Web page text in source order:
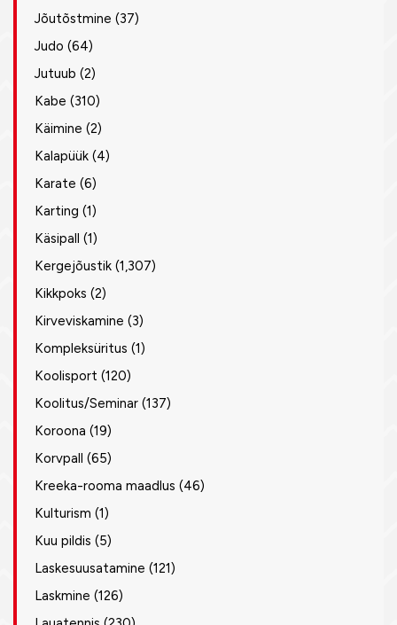
Jõutõstmine (37)
Judo (64)
Jutuub (2)
Kabe (310)
Käimine (2)
Kalapüük (4)
Karate (6)
Karting (1)
Käsipall (1)
Kergejõustik (1,307)
Kikkpoks (2)
Kirveviskamine (3)
Kompleksüritus (1)
Koolisport (120)
Koolitus/Seminar (137)
Koroona (19)
Korvpall (65)
Kreeka-rooma maadlus (46)
Kulturism (1)
Kuu pildis (5)
Laskesuusatamine (121)
Laskmine (126)